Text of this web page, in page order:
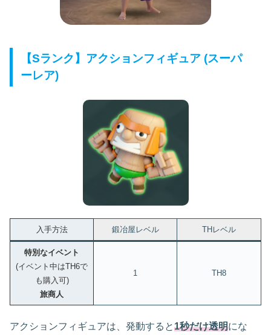
【Sランク】アクションフィギュア (スーパ
ーレア)
入手方法 鍛冶屋レベル THレベル
特別なイベント
(イベント中はTH6で
も購入可)
旅商人
1 TH8
アクションフィギュアは、発動すると1秒だけ透明にな